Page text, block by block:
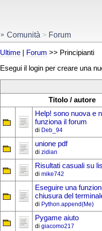
Comunità > Forum
Ultime| Forum >> Principianti
Esegui il login per creare una
Titolo / autore
Help! sono nuova e
funziona il forum
di Deb_94
unione pdf
di zidian
Risultati casuali su
di mike742
Eseguire una
chiusura del
di Python.append(Me)
Pygame aiuto
di giacomo217